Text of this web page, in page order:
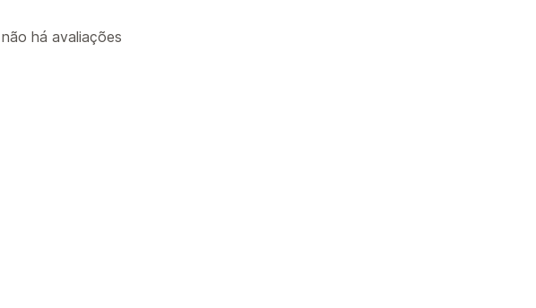
há avaliações